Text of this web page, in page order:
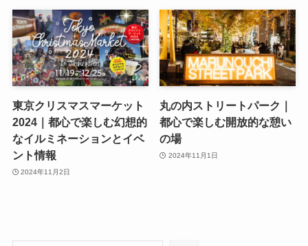
東京クリスマスマーケット
2024｜都心で楽しむ幻想的
なイルミネーションとイベ
ント情報
2024年11月2日
丸の内ストリートパーク｜
都心で楽しむ開放的な憩い
の場
2024年11月1日